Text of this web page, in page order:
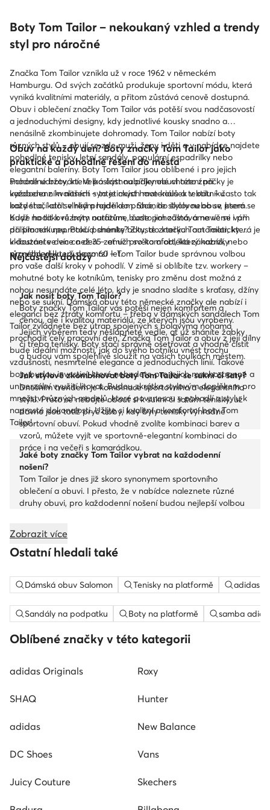
Boty Tom Tailor – nekoukaný vzhled a trendy
styl pro náročné
Značka Tom Tailor vznikla už v roce 1962 v německém
Hamburgu. Od svých začátků produkuje sportovní módu, která
vyniká kvalitními materiály, a přitom zůstává cenově dostupná.
Obuv i oblečení značky Tom Tailor vás potěší svou nadčasovostí
a jednoduchými designy, kdy jednotlivé kousky snadno a
nenásilně zkombinujete dohromady. Tom Tailor nabízí boty
různých stylů – obují se zde muži, ženy i děti a v nabídce najdete
pohodlné tenisky, letní sandály, populární espadrilky nebo
elegantní baleríny. Boty Tom Tailor jsou oblíbené i pro jejich
snadné udržování. Velká část nabídky obuvi této značky je
vyrobena z kvalitních syntetických materiálů a textilu – často tak
boty stačí otřít vlhkým hadříkem. Sháníte stylovou obuv, která se
bude hodit k různým outfitům, bude pohodlná, a navíc se vám
při placení neprotočí panenky? Zkuste značku Tom Tailor, která je
k dostání ve více než 35 zemích světa a obléká zákazníky
různého věku už skoro 60 let.
Obuv na každý den? Boty značky Tom Tailor jako
praktické a pohodlné řešení do města
Pohodlné boty, které poskytnou příjemné chození při
každodenním nošení – to je must have kousek v botníku
každého, kdo se rád projde do práce, do školy nebo se psem.
Když na takové boty narazíme, často jim zůstáváme věrni i při
dalším nákupu. Pokud sháníte boty, do kterých automaticky
vklouznete den co den – ať už pro komfort, který nabízí, nebo
pro vzhled, který neomrzí – Tom Tailor bude správnou volbou
pro vaše další kroky v pohodlí. V zimě si oblíbíte tzv. workery –
mohutné boty ke kotníkům, tenisky pro změnu dost možná z
nohou nesundáte celé léto, kdy je snadno sladíte s kraťasy, džíny
nebo se sukní. Dámská obuv této německé značky ale nabízí i
eleganci bez ztráty komfortu – třeba v dámských sandálech Tom
Tailor zvládnete bez útrap spojených s bolavýma nohama
prochodit celý pracovní den. Značka Tom Tailor a obuv z její dílny
bude ideální možností, jak do svého botníku vnést trochu
vzdušnosti, nesmrtelné elegance a jednoduchých linií. Takové
boty budou investicí, které nebudete pro jejich mnohostranné a
univerzální využití litovat. Budou zkrátka stylovým doplňkem pro
množství různých modelů, které povznesou v pohodlí a stylu k
naprosté dokonalosti. Užijte si kvalitní a komfortní boty Tom
Tailor!
Nejčastější dotazy
Jak nosit boty Tom Tailor?
Boty značky Tom Tailor vás potěší nejen komfortem a
cenou, ale i kvalitou materiálů, ze kterých jsou vyrobeny.
Jejich výběrem tedy nešlápnete vedle, ať už sháníte žabky
či třeba tenisky. Boty stačí správně ošetřovat a vhodně čistit
a budou vám spolehlivě sloužit na vašich toulkách městem.
Jak stylově zkombinovat boty Tom Tailor se sukní či šaty?
Dnešním trendem je kombinace sportovního a elegantního
stylu. Proto se nebojte obout si k sukni či šatům tenisky, už
dávno jsou totiž pryč doby, kdy byly tenisky výhradně
sportovní obuví. Pokud vhodně zvolíte kombinaci barev a
vzorů, můžete vyjít ve sportovně-elegantní kombinaci do
práce i na večeři s kamarádkou.
Jaké boty značky Tom Tailor vybrat na každodenní
nošení?
Tom Tailor je dnes již skoro synonymem sportovního
oblečení a obuvi. I přesto, že v nabídce naleznete různé
druhy obuvi, pro každodenní nošení budou nejlepší volbou
Zobrazit více
Ostatní hledali také
Dámská obuv Salomon Tenisky na platformě adidas
Sandály na podpatku Boty na platformě samba
Oblíbené značky v této kategorii
adidas Originals Roxy
SHAQ Hunter
adidas New Balance
DC Shoes Vans
Juicy Couture Skechers